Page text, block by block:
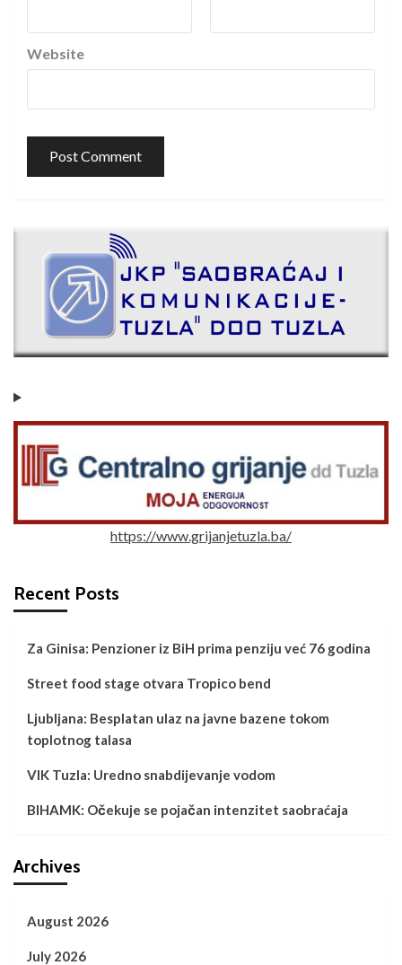
Website
https://www.grijanjetuzla.ba/
Recent Posts
Za Ginisa: Penzioner iz BiH prima penziju već 76 godina
Street food stage otvara Tropico bend
Ljubljana: Besplatan ulaz na javne bazene tokom
toplotnog talasa
VIK Tuzla: Uredno snabdijevanje vodom
BIHAMK: Očekuje se pojačan intenzitet saobraćaja
Archives
August 2026
July 2026